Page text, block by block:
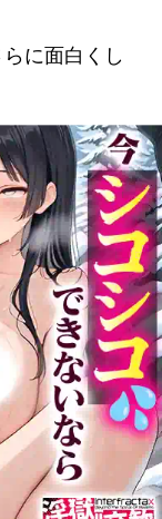
に面白くし